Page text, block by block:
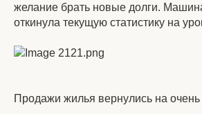
желание брать новые долги.
откинула текущую статистику на
Продажи жилья вернулись на очень